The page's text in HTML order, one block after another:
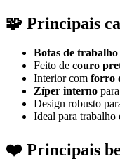
🧩 Principais
Botas de
Feito de couro
Interior com forro
Zíper interno
Design robusto
Ideal para trabalho
❤️ Principais